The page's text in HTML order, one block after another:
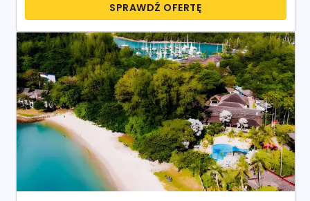
SPRAWDŹ OFERTĘ